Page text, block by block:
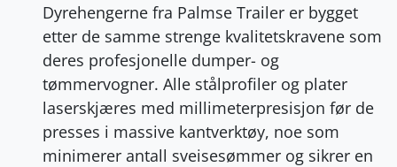
Dyrehengerne fra Palmse Trailer er bygget
etter de samme strenge kvalitetskravene som
deres profesjonelle dumper- og
tømmervogner. Alle stålprofiler og plater
laserskjæres med millimeterpresisjon før de
presses i massive kantverktøy, noe som
minimerer antall sveisesømmer og sikrer en